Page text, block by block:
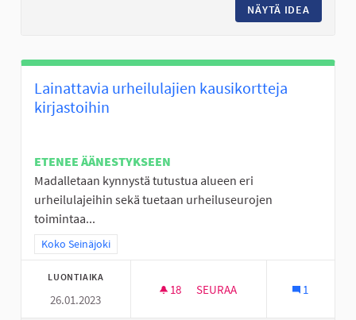
NÄYTÄ IDEA
Lainattavia urheilulajien kausikortteja
kirjastoihin
ETENEE ÄÄNESTYKSEEN
Madalletaan kynnystä tutustua alueen eri
urheilulajeihin sekä tuetaan urheiluseurojen
toimintaa...
Rajaa tulokset teeman mukaan: Koko Seinäjoki
Koko Seinäjoki
LUONTIAIKA
26.01.2023
18 18 SEURAAJAA
SEURAA 1